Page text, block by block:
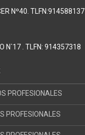
Nº40. TLFN:914588137
N`17 . TLFN: 914357318
PROFESIONALES
PROFESIONALES